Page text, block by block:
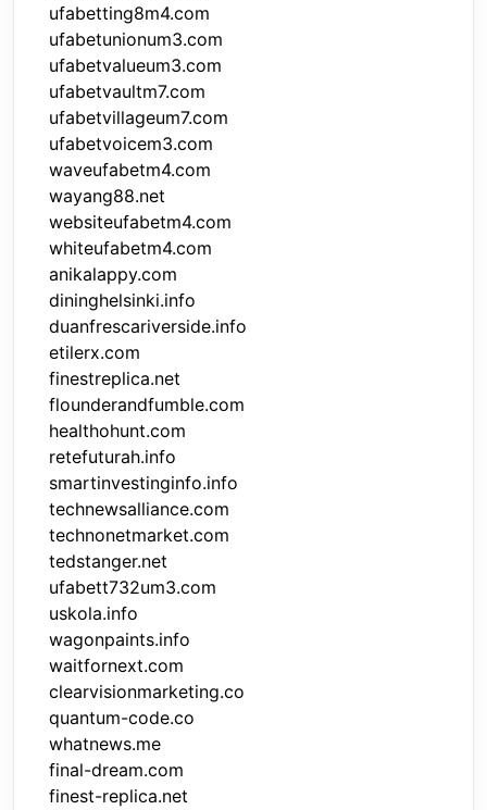
ufabetting8m4.com
ufabetunionum3.com
ufabetvalueum3.com
ufabetvaultm7.com
ufabetvillageum7.com
ufabetvoicem3.com
waveufabetm4.com
wayang88.net
websiteufabetm4.com
whiteufabetm4.com
anikalappy.com
dininghelsinki.info
duanfrescariverside.info
etilerx.com
finestreplica.net
flounderandfumble.com
healthohunt.com
retefuturah.info
smartinvestinginfo.info
technewsalliance.com
technonetmarket.com
tedstanger.net
ufabett732um3.com
uskola.info
wagonpaints.info
waitfornext.com
clearvisionmarketing.co
quantum-code.co
whatnews.me
final-dream.com
finest-replica.net